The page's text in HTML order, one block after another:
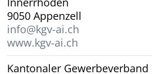
9050 Appenzell
info@kgv-ai.ch
www.kgv-ai.ch
Kantonaler Gewerbeverband